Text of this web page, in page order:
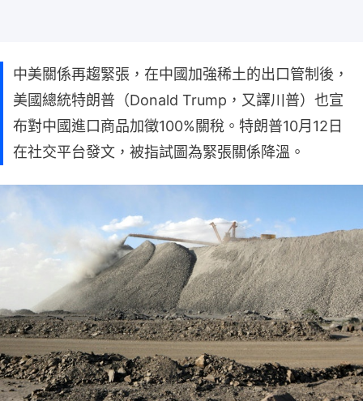
中美關係再趨緊張，在中國加強稀土的出口管制後，
美國總統特朗普（Donald Trump，又譯川普）也宣
布對中國進口商品加徵100%關稅。特朗普10月12日
在社交平台發文，被指試圖為緊張關係降溫。